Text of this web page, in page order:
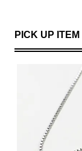
PICK UP ITEM